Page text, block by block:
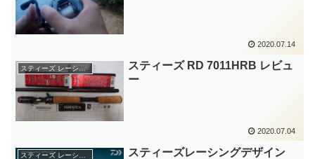
2020.07.14
スティーズ RD 7011HRB レビュ
ー
2020.07.04
スティーズレーシングデザイン